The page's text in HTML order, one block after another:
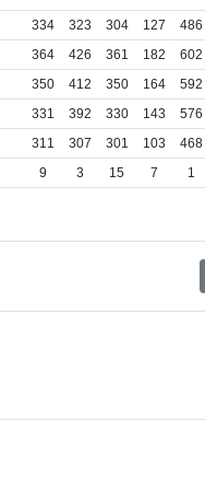
334 323 304 127
486
364 426 361 182
602
350 412 350 164
592
331 392 330 143
576
311 307 301 103
468
9 3 15 7 1